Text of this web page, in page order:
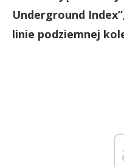
Underground
linie podziemnej